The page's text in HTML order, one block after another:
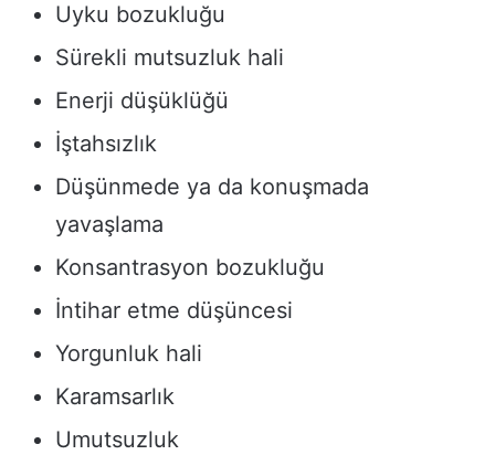
Uyku bozukluğu
Sürekli mutsuzluk hali
Enerji düşüklüğü
İştahsızlık
Düşünmede ya da konuşmada
yavaşlama
Konsantrasyon bozukluğu
İntihar etme düşüncesi
Yorgunluk hali
Karamsarlık
Umutsuzluk